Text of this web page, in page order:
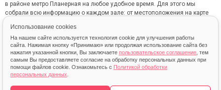
Использование cookies
На нашем сайте используется технология cookie для улучшения работы
сайта. Нажимая кнопку «Принимаю» или продолжая использование сайта без
нажатия указанной кнопки, Вы заключаете пользовательское соглашение , тем
самым Вы предоставляете согласие на обработку персональных данных при
помощи файлов cookie. Ознакомьтесь с Политикой обработки
персональных данных
в районе метро Планерная на любое удобное время. Для этого мы
собрали всю информацию о каждом зале: от местоположения на карте